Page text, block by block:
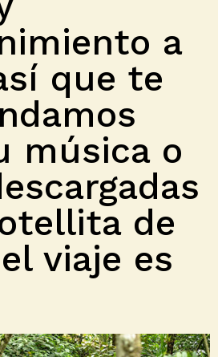
a
que te
música o
de
viaje es